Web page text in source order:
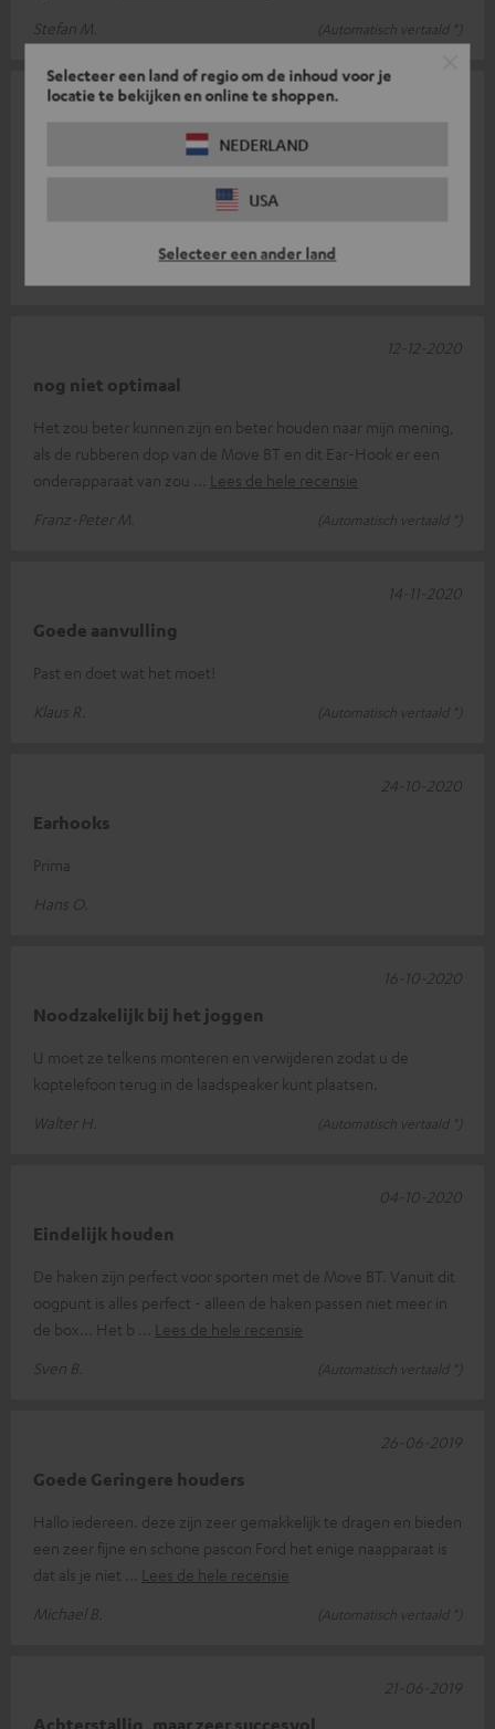
Selecteer een land of regio om de inhoud voor je
locatie te bekijken en online te shoppen.
NEDERLAND
USA
Selecteer een ander land
Stefan M.
(Automatisch vertaald *)
De Move BT zit maar bomvrij. Voor de haken, toen ik
nog niet optimaal
Het zou beter kunnen zijn en beter houden naar mijn mening,
als de rubberen dop van de Move BT en dit Ear-Hook er een
onderapparaat van zou
Lees de hele recensie
Franz-Peter M.
(Automatisch vertaald *)
12-12-2020
Goede aanvulling
Past en doet wat het moet!
Klaus R.
(Automatisch vertaald *)
14-11-2020
Earhooks
Prima
Hans O.
24-10-2020
Noodzakelijk bij het joggen
U moet ze telkens monteren en verwijderen zodat u de
koptelefoon terug in de laadspeaker kunt plaatsen.
Walter H.
(Automatisch vertaald *)
16-10-2020
Eindelijk houden
De haken zijn perfect voor sporten met de Move BT. Vanuit dit
oogpunt is alles perfect - alleen de haken passen niet meer in
de box... Het b
Lees de hele recensie
Sven B.
(Automatisch vertaald *)
04-10-2020
Goede Geringere houders
Hallo iedereen. deze zijn zeer gemakkelijk te dragen en bieden
een zeer fijne en schone pascon Ford het enige naapparaat is
dat als je niet
Lees de hele recensie
Michael B.
(Automatisch vertaald *)
26-06-2019
Achterstallig, maar zeer succesvol
21-06-2019